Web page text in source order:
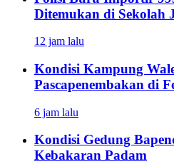
Ditemukan di Sekolah
12 jam lalu
Kondisi Kampung
Pascapenembakan di
6 jam lalu
Kondisi Gedung
Kebakaran Padam